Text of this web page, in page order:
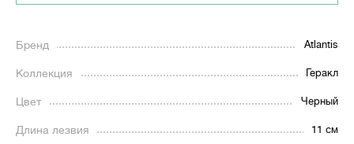
Бренд Atlantis
Коллекция Геракл
Цвет Черный
Длина лезвия 11 см